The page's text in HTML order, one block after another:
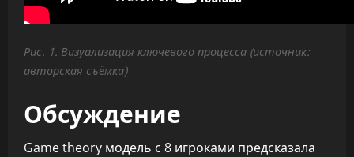
Рис. 1. Визуализация ключевого процесса (источник:
авторская съёмка)
Обсуждение
Game theory модель с 8 игроками предсказала